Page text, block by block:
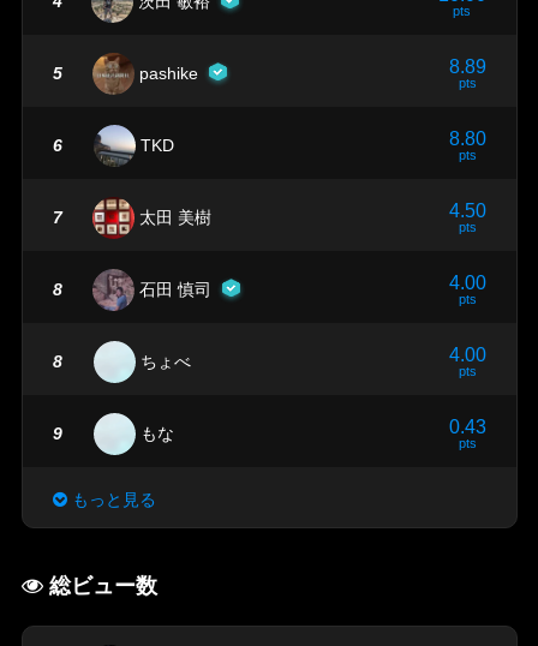
pts
5 pashike 8.89
pts
6 TKD 8.80
pts
7 太田 美樹 4.50
pts
8 石田 慎司 4.00
pts
8 ちょべ 4.00
pts
9 もな 0.43
pts
もっと見る
総ビュー数